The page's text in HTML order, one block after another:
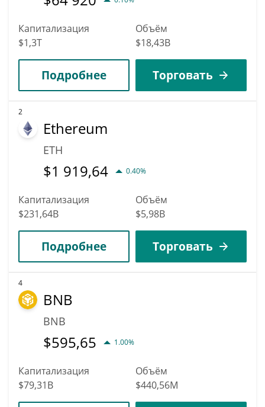
Капитализация
$1,3T
Объём
$18,43B
Подробнее Торговать
2
Ethereum
ETH
$1 919,64 0.40%
Капитализация
$231,64B
Объём
$5,98B
Подробнее Торговать
4
BNB
BNB
$595,65 1.00%
Капитализация
$79,31B
Объём
$440,56M